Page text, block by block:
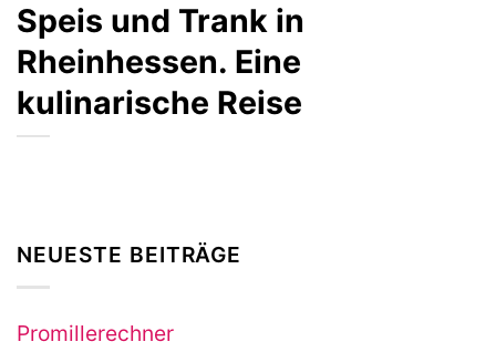
Speis und Trank in
Rheinhessen. Eine
kulinarische Reise
NEUESTE BEITRÄGE
Promillerechner